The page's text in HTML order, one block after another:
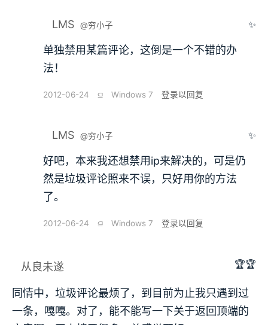
LMS @穷小子 ✨
单独禁用某篇评论，这倒是一个不错的办
法！
2012-06-24 ⫑ Windows 7 登录以回复
LMS @穷小子 ✨
好吧，本来我还想禁用ip来解决的，可是仍
然是垃圾评论照来不误，只好用你的方法
了。
2012-06-24 ⫑ Windows 7 登录以回复
从良未遂 🏆🏆
同情中，垃圾评论最烦了，到目前为止我只遇到过
一条，嘎嘎。对了，能不能写一下关于返回顶端的